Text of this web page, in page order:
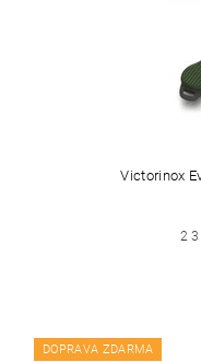
Victorinox
2
DOPRAVA ZDARMA